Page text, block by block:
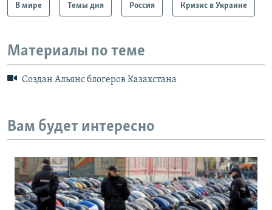
В мире Темы дня Россия Кризис в Украине
Материалы по теме
Создан Альянс блогеров Казахстана
Вам будет интересно